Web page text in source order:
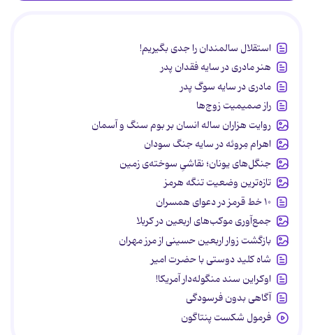
استقلال سالمندان را جدی بگیریم!
هنر مادری در سایه‌ فقدان پدر
مادری در سایه سوگ پدر
راز صمیمیت زوج‌ها
روایت هزاران ساله انسان بر بوم سنگ و آسمان
اهرام مِروئه در سایه جنگ سودان
جنگل‌های یونان؛ نقاشیِ سوخته‌ی زمین
تازه‌ترین وضعیت تنگه هرمز
۱۰ خط قرمز در دعوای همسران
جمع‌آوری موکب‌های اربعین در کربلا
بازگشت زوار اربعین حسینی از مرز مهران
شاه کلید دوستی با حضرت امیر
اوکراین سند منگوله‌دار آمریکا!
آگاهی بدون فرسودگی
فرمول شکست پنتاگون